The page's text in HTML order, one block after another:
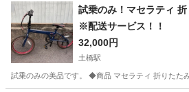
試乗のみ！マセラティ
※配送サービス！！
32,000円
土橋駅
試乗のみの美品です。 ◆商品 マセラティ 折りたた